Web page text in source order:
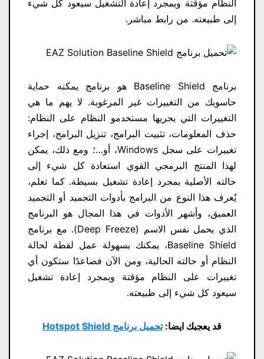
النظام مؤقتة وبمجرد إعادة التشغيل سيعود كل شيء
إلى طبيعته. من رابط مباشر.
برنامج Baseline Shield هو برنامج يمكنه حماية
حاسوبك من التغييرات غير المرغوبة. لا يهم ما هي
التغييرات التي يجريها مستخدمو النظام على النظام:
حذف المعلومات، تثبيت البرامج، تنزيل البرامج، إجراء
تغييرات على سجل Windows، أو…؛ ومع ذلك، يمكن
لهذا المنتج البرمجي القوي استعادة كل شيء إلى
حالته الأصلية بمجرد إعادة تشغيل بسيطة. كما تعلم،
يُعرف هذا النوع من البرامج بأدوات التجميد أو التجميد
العميق، وأشهر الأدوات في هذا المجال هو البرنامج
الذي يحمل نفس الاسم (Deep Freeze). مع برنامج
Baseline Shield، يمكنك بسهولة عمل لقطة لحالة
النظام أو حالته الحالية، ومن الآن فصاعدًا ستكون أي
تغييرات على النظام مؤقتة وبمجرد إعادة تشغيل
سيعود كل شيء إلى طبيعته.
قد يعجبك ايضا:تحميل برنامج Hotspot Shield